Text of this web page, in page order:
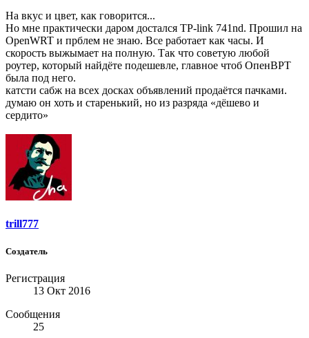
На вкус и цвет, как говорится...
Но мне практически даром достался ТР-link 741nd. Прошил на
OpenWRT и прблем не знаю. Все работает как часы. И
скорость выжымает на полную. Так что советую любой
роутер, который найдёте подешевле, главное чтоб ОпенВРТ
была под него.
катсти сабж на всех досках объявлений продаётся пачками.
думаю он хоть и старенький, но из разряда «дёшево и
сердито»
trill777
Создатель
Регистрация
13 Окт 2016
Сообщения
25